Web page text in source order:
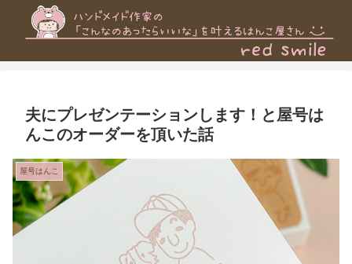
夫にプレゼンテーションします！と屋号は
んこのオーダーを頂いた話
屋号はんこ